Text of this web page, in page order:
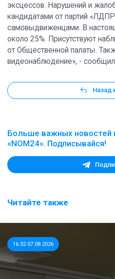
эксцессов. Нарушений и
кандидатами от партий
самовыдвиженцами. В
около 25%. Присутствуют
от Общественной палаты.
видеонаблюдение», -
Назад
Больше важных новостей
«NOM24». Подписывайся!
Читайте также
16:32 07.08.2026